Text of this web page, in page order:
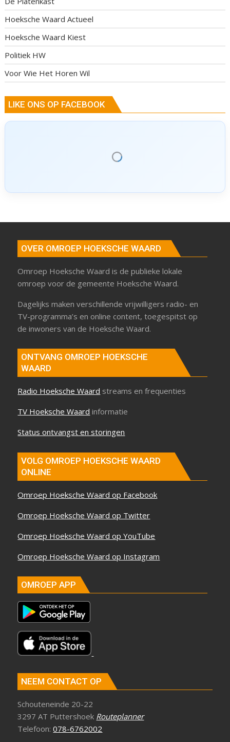
Hoeksche Waard Actueel
Hoeksche Waard Kiest
Politiek HW
Voor Wie Het Horen Wil
LIKE ONS OP FACEBOOK
OVER OMROEP HOEKSCHE WAARD
Omroep Hoeksche Waard is de publieke lokale
omroep voor de gemeente Hoeksche Waard.
Dagelijks maken verschillende vrijwilligers radio- en
TV-programma’s en online content, toegespitst op
de inwoners van de Hoeksche Waard.
ONTVANG OMROEP HOEKSCHE
WAARD
Radio Hoeksche Waard streams en frequenties
TV Hoeksche Waard informatie
Status ontvangst en storingen
VOLG OMROEP HOEKSCHE WAARD
ONLINE
Omroep Hoeksche Waard op Facebook
Omroep Hoeksche Waard op Twitter
Omroep Hoeksche Waard op YouTube
Omroep Hoeksche Waard op Instagram
OMROEP APP
NEEM CONTACT OP
Schouteneinde 20-22
3297 AT Puttershoek Routeplanner
Telefoon:078-6762002